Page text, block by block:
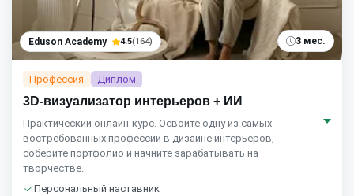
Eduson Academy 4.5(164) 3 мес.
Профессия Диплом
3D-визуализатор интерьеров + ИИ
Практический онлайн-курс. Освойте одну из самых
востребованных профессий в дизайне интерьеров,
соберите портфолио и начните зарабатывать на
творчестве.
Персональный наставник